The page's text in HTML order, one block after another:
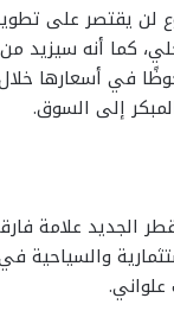
لن يقتصر على
كما أنه سيزيد من
في أسعارها
إلى السوق.
الجديد علامة
والسياحية